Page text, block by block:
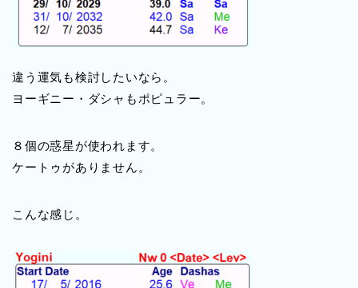
違う運気も検討したいなら。
ヨーギニー・ダシャもポピュラー。
８個の惑星が使われます。
ケートゥがありません。
こんな感じ。